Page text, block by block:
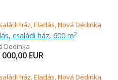
családi ház, 600 m2
Dedinka
000,00 EUR